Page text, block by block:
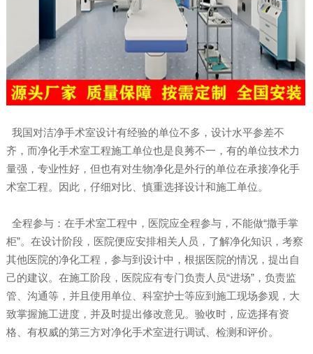
我国对洁净手术室设计有经验的单位不多，设计水平参差不
齐，而净化手术室工程施工单位也是良莠不一，有的单位技术力
量强，专业性好，但也有对生物净化是外行的单位在承接净化手
术室工程。因此，仔细对比、慎重选择设计和施工单位。
全程参与：在手术室工程中，医院应全程参与，不能做“撒手掌
柜”。在设计阶段，医院便应安排相关人员，了解净化知识，考察
其他医院的净化工程，参与到设计中，根据医院的情况，提出自
己的建议。在施工阶段，医院应有专门负责人员“进场”，负责监
管、沟通等，并且使用单位、科室护士等应到施工现场参观，大
致掌握施工进度，并及时提出修改意见。验收时，应选择有资
格、有权威的第三方对净化手术室进行调试、检测和评价。